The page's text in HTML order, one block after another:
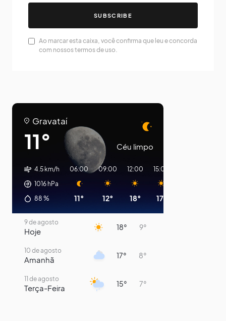
SUBSCRIBE
Ao marcar esta caixa, você confirma que leu e concorda
com nossos termos de uso.
Gravataí
11° Céu limpo
4.5 km/h
1016 hPa
88 %
06:00
11°
09:00
12°
12:00
18°
15:00
17°
9 de agosto
Hoje 18° 9°
10 de agosto
Amanhã 17° 8°
11 de agosto
Terça-Feira 15° 7°